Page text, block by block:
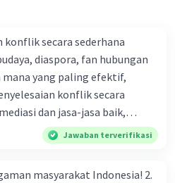
konflik secara sederhana
diaspora, fan hubungan
yang paling efektif,
dan jasa-jasa baik,
penyelesaian di bawah
menurut kalian mana yang
Jawaban terverifikasi
masyarakat Indonesia! 2.